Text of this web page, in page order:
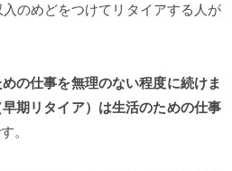
のめどをつけてリタイアする人が
の仕事を無理のない程度に続けま
期リタイア）は生活のための仕事
。